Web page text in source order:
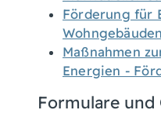
Förderung für
Maßnahmen
Energien -
Formulare